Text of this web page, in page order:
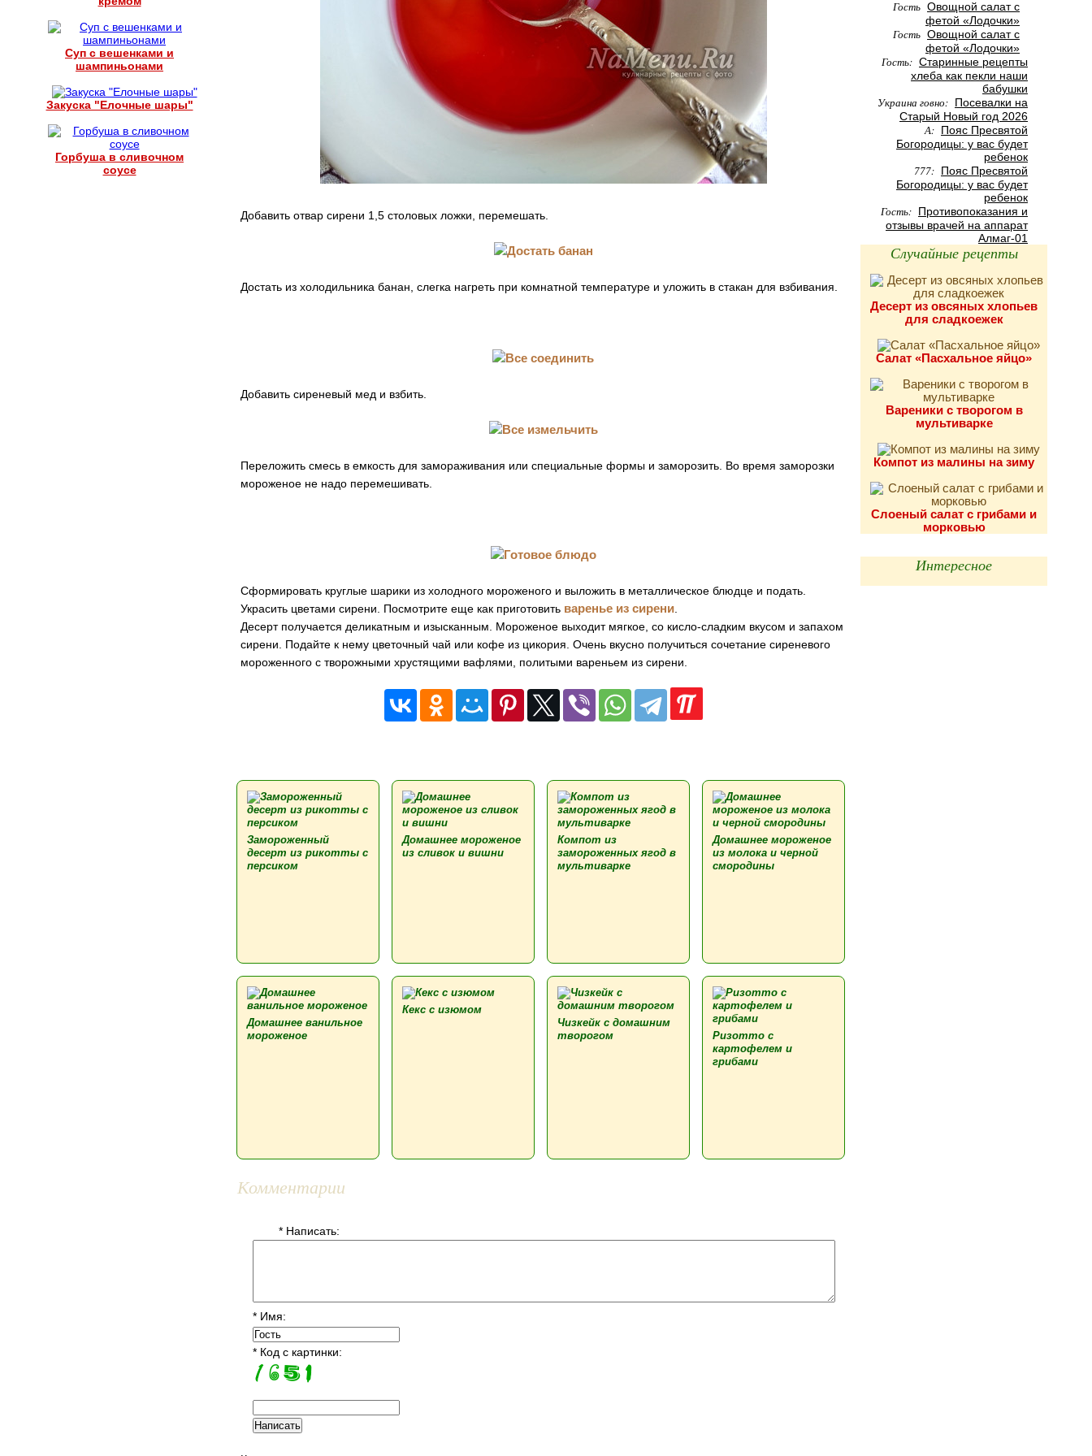
Суп с вешенками и
шампиньонами
Закуска "Елочные шары"
Горбуша в сливочном
соусе
Добавить отвар сирени 1,5 столовых ложки, перемешать.
Достать из холодильника банан, слегка нагреть при комнатной температуре и уложить в стакан для взбивания.
Добавить сиреневый мед и взбить.
Переложить смесь в емкость для замораживания или специальные формы и заморозить. Во время заморозки
мороженое не надо перемешивать.
Сформировать круглые шарики из холодного мороженого и выложить в металлическое блюдце и подать.
Украсить цветами сирени. Посмотрите еще как приготовить варенье из сирени
Десерт получается деликатным и изысканным. Мороженое выходит мягкое, со кисло-сладким вкусом и запахом
сирени. Подайте к нему цветочный чай или кофе из цикория. Очень вкусно получиться сочетание сиреневого
мороженного с творожными хрустящими вафлями, политыми вареньем из сирени.
Замороженный
десерт из рикотты с
персиком
Домашнее мороженое
из сливок и вишни
Компот из
замороженных ягод в
мультиварке
Домашнее мороженое
из молока и черной
смородины
Домашнее ванильное
мороженое
Кекс с изюмом
Чизкейк с домашним
творогом
Ризотто с
картофелем и
грибами
Комментарии
* Написать:
* Имя:
* Код с картинки:
Гость Овощной салат с
фетой «Лодочки»
Гость Овощной салат с
фетой «Лодочки»
Гость: Старинные рецепты
хлеба как пекли наши
бабушки
Украина говно: Посевалки на
Старый Новый год 2026
А: Пояс Пресвятой
Богородицы: у вас будет
ребенок
777: Пояс Пресвятой
Богородицы: у вас будет
ребенок
Гость: Противопоказания и
отзывы врачей на аппарат
Алмаг-01
Случайные рецепты
Десерт из овсяных хлопьев
для сладкоежек
Салат «Пасхальное яйцо»
Вареники с творогом в
мультиварке
Компот из малины на зиму
Слоеный салат с грибами и
морковью
Интересное